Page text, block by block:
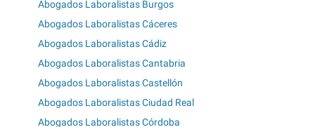
Abogados Laboralistas Burgos
Abogados Laboralistas Cáceres
Abogados Laboralistas Cádiz
Abogados Laboralistas Cantabria
Abogados Laboralistas Castellón
Abogados Laboralistas Ciudad Real
Abogados Laboralistas Córdoba